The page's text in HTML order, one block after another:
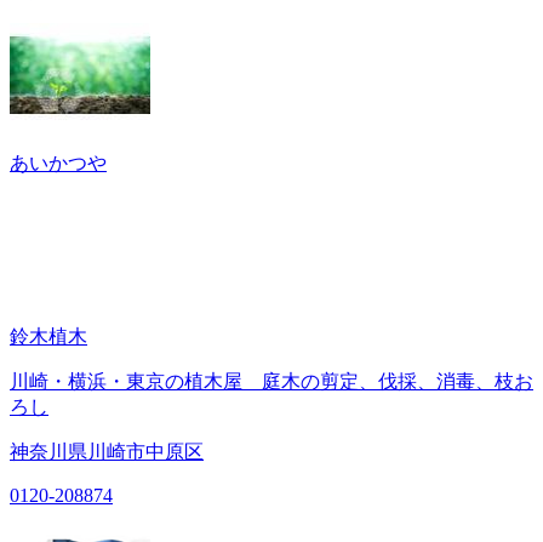
あいかつや
鈴木植木
川崎・横浜・東京の植木屋 庭木の剪定、伐採、消毒、枝お
ろし
神奈川県川崎市中原区
0120-208874